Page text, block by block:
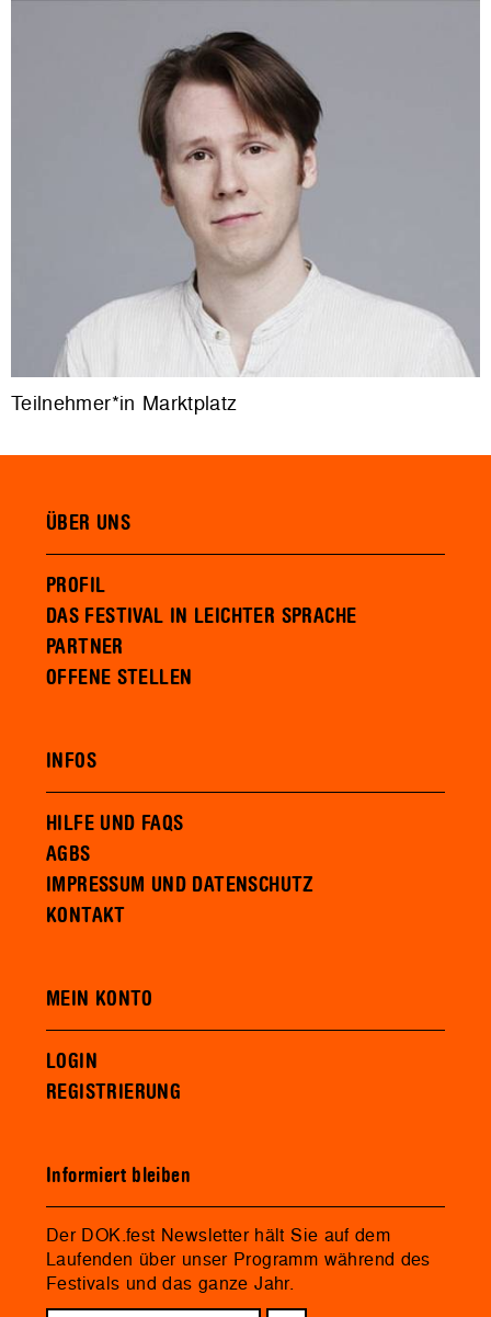
Teilnehmer*in Marktplatz
ÜBER UNS
PROFIL
DAS FESTIVAL IN LEICHTER SPRACHE
PARTNER
OFFENE STELLEN
INFOS
HILFE UND FAQS
AGBS
IMPRESSUM UND DATENSCHUTZ
KONTAKT
MEIN KONTO
LOGIN
REGISTRIERUNG
Informiert bleiben
Der DOK.fest Newsletter hält Sie auf dem
Laufenden über unser Programm während des
Festivals und das ganze Jahr.